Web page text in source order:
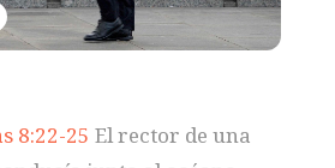
8:22-25 El rector de una